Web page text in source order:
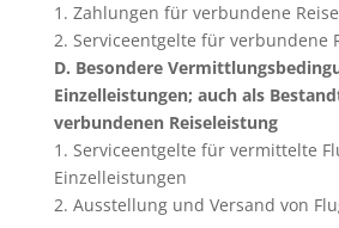
1. Zahlungen für verbundene
2. Serviceentgelte für verbundene
D. Besondere
Einzelleistungen; auch als
verbundenen Reiseleistung
1. Serviceentgelte für vermittelte
Einzelleistungen
2. Ausstellung und Versand von